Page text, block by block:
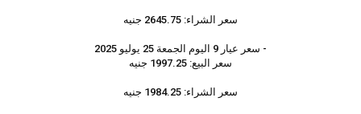
سعر الشراء: 2645.75 جنيه
- سعر عيار 9 اليوم الجمعة 25 يوليو 2025
سعر البيع: 1997.25 جنيه
سعر الشراء: 1984.25 جنيه